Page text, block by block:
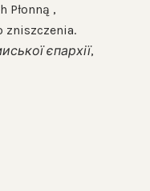
Płonną ,
zniszczenia.
єпархії,